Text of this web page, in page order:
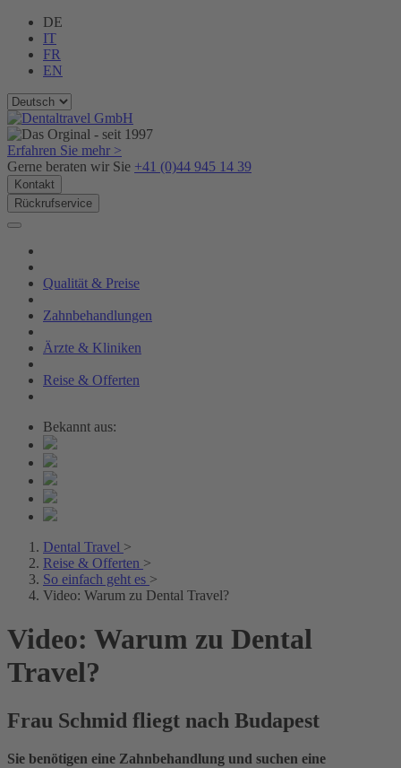
DE
IT
FR
EN
Erfahren Sie mehr >
Gerne beraten wir Sie +41 (0)44 945 14 39
Kontakt
Rückrufservice
Qualität & Preise
Zahnbehandlungen
Ärzte & Kliniken
Reise & Offerten
Bekannt aus:
Dental Travel >
Reise & Offerten >
So einfach geht es >
Video: Warum zu Dental Travel?
Video: Warum zu Dental
Travel?
Frau Schmid fliegt nach Budapest
Sie benötigen eine Zahnbehandlung und suchen eine